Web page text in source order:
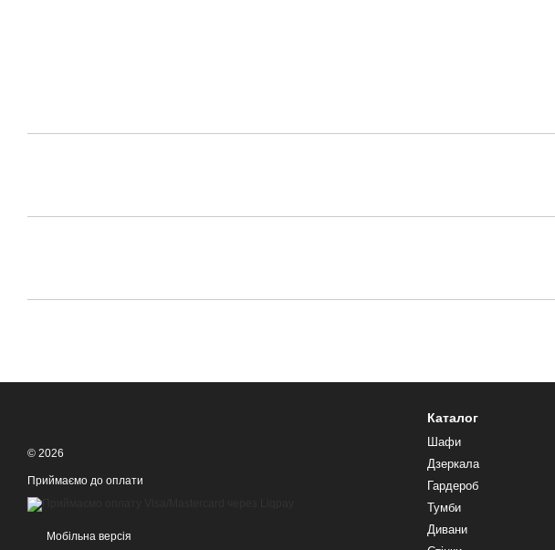
© 2026
Приймаємо до оплати
Мобільна версія
Каталог
Шафи
Дзеркала
Гардероб
Тумби
Дивани